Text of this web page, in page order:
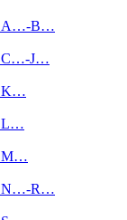
A…-B…
C…-J…
K…
L…
M…
N…-R…